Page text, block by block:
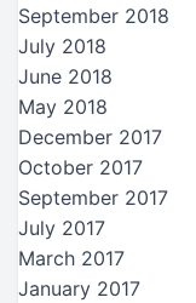
September 2018
July 2018
June 2018
May 2018
December 2017
October 2017
September 2017
July 2017
March 2017
January 2017